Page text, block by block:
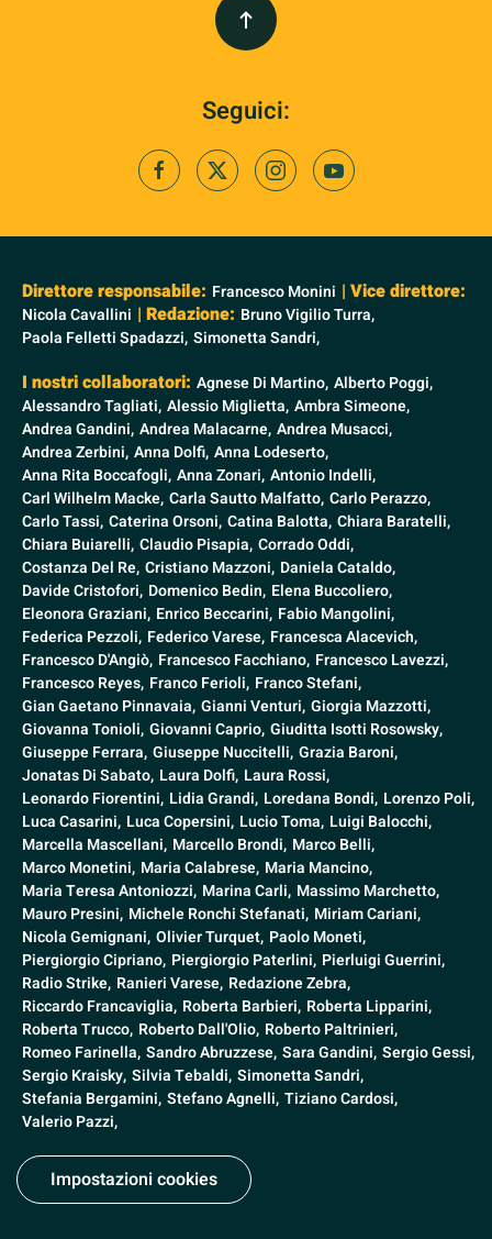
Seguici:
Direttore responsabile: Francesco Monini | Vice direttore:
Nicola Cavallini | Redazione: Bruno Vigilio Turra,
Paola Felletti Spadazzi, Simonetta Sandri,
I nostri collaboratori: Agnese Di Martino, Alberto Poggi,
Alessandro Tagliati, Alessio Miglietta, Ambra Simeone,
Andrea Gandini, Andrea Malacarne, Andrea Musacci,
Andrea Zerbini, Anna Dolfi, Anna Lodeserto,
Anna Rita Boccafogli, Anna Zonari, Antonio Indelli,
Carl Wilhelm Macke, Carla Sautto Malfatto, Carlo Perazzo,
Carlo Tassi, Caterina Orsoni, Catina Balotta, Chiara Baratelli,
Chiara Buiarelli, Claudio Pisapia, Corrado Oddi,
Costanza Del Re, Cristiano Mazzoni, Daniela Cataldo,
Davide Cristofori, Domenico Bedin, Elena Buccoliero,
Eleonora Graziani, Enrico Beccarini, Fabio Mangolini,
Federica Pezzoli, Federico Varese, Francesca Alacevich,
Francesco D'Angiò, Francesco Facchiano, Francesco Lavezzi,
Francesco Reyes, Franco Ferioli, Franco Stefani,
Gian Gaetano Pinnavaia, Gianni Venturi, Giorgia Mazzotti,
Giovanna Tonioli, Giovanni Caprio, Giuditta Isotti Rosowsky,
Giuseppe Ferrara, Giuseppe Nuccitelli, Grazia Baroni,
Jonatas Di Sabato, Laura Dolfi, Laura Rossi,
Leonardo Fiorentini, Lidia Grandi, Loredana Bondi, Lorenzo Poli,
Luca Casarini, Luca Copersini, Lucio Toma, Luigi Balocchi,
Marcella Mascellani, Marcello Brondi, Marco Belli,
Marco Monetini, Maria Calabrese, Maria Mancino,
Maria Teresa Antoniozzi, Marina Carli, Massimo Marchetto,
Mauro Presini, Michele Ronchi Stefanati, Miriam Cariani,
Nicola Gemignani, Olivier Turquet, Paolo Moneti,
Piergiorgio Cipriano, Piergiorgio Paterlini, Pierluigi Guerrini,
Radio Strike, Ranieri Varese, Redazione Zebra,
Riccardo Francaviglia, Roberta Barbieri, Roberta Lipparini,
Roberta Trucco, Roberto Dall'Olio, Roberto Paltrinieri,
Romeo Farinella, Sandro Abruzzese, Sara Gandini, Sergio Gessi,
Sergio Kraisky, Silvia Tebaldi, Simonetta Sandri,
Stefania Bergamini, Stefano Agnelli, Tiziano Cardosi,
Valerio Pazzi,
Impostazioni cookies